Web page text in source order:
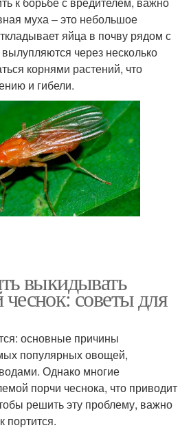
муха – это небольшое
яйца в почву рядом с
через несколько
корнями растений, что
и гибели.
выкидывать
советы для
основные причины
популярных овощей,
Однако многие
порчи чеснока, что приводит
решить эту проблему, важно
портится.